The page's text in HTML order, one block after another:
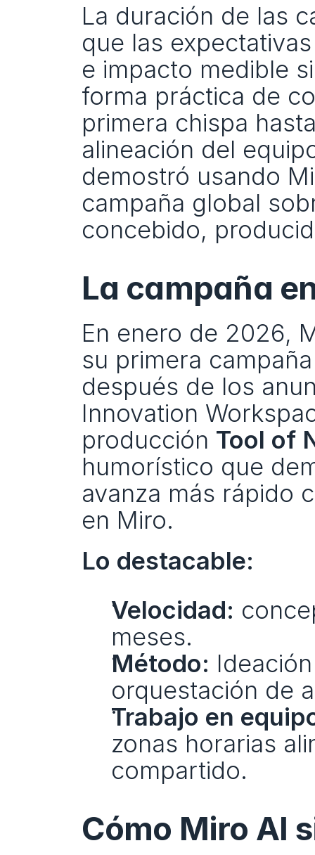
La duración de las
que las
e impacto medible
forma práctica de
primera chispa
alineación del
demostró usando
campaña global
concebido,
La campaña
En enero de 2026,
su primera
después de los
Innovation
producción Tool of
humorístico que
avanza más rápido
en Miro.
Lo destacable:
Velocidad:
meses.
Método:
orquestación de
Trabajo en
zonas horarias
compartido.
Cómo Miro AI